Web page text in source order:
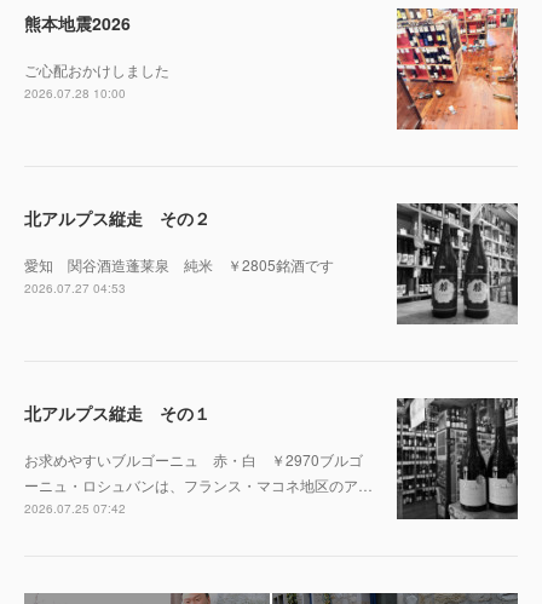
熊本地震2026
ご心配おかけしました
2026.07.28 10:00
北アルプス縦走 その２
愛知 関谷酒造蓬莱泉 純米 ￥2805銘酒です
2026.07.27 04:53
北アルプス縦走 その１
お求めやすいブルゴーニュ 赤・白 ￥2970ブルゴ
ーニュ・ロシュバンは、フランス・マコネ地区のア…
2026.07.25 07:42